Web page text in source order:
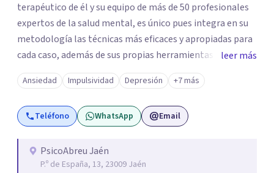
terapéutico de él y su equipo de más de 50 profesionales
expertos de la salud mental, es único pues integra en su
metodología las técnicas más eficaces y apropiadas para
cada caso, además de sus propias herramientas y técnicas
psicológicas que le hacen un equipo de profesionales
único en su campo. Rodolfo de Porras hace énfasis en la
importancia de trabajar no solo el síntoma que trae a la
persona a consulta sino tratar la raíz del problema para
repetirse en el futuro.
leer más
Ansiedad Impulsividad Depresión +7 más
Teléfono WhatsApp Email
PsicoAbreu Jaén
P.º de España, 13, 23009 Jaén